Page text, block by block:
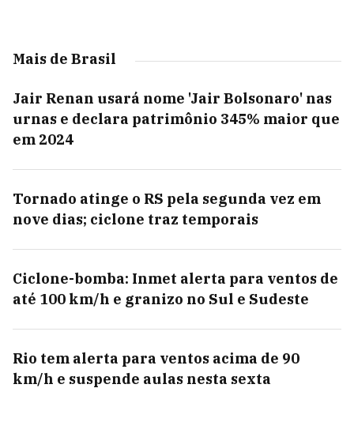
Mais de Brasil
Jair Renan usará nome 'Jair Bolsonaro' nas
urnas e declara patrimônio 345% maior que
em 2024
Tornado atinge o RS pela segunda vez em
nove dias; ciclone traz temporais
Ciclone-bomba: Inmet alerta para ventos de
até 100 km/h e granizo no Sul e Sudeste
Rio tem alerta para ventos acima de 90
km/h e suspende aulas nesta sexta